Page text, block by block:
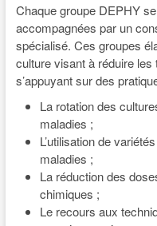
Chaque groupe DEPHY
accompagnées par un
spécialisé. Ces groupes
culture visant à réduire
s’appuyant sur des
La rotation des
maladies ;
L’utilisation de
maladies ;
La réduction des
chimiques ;
Le recours aux